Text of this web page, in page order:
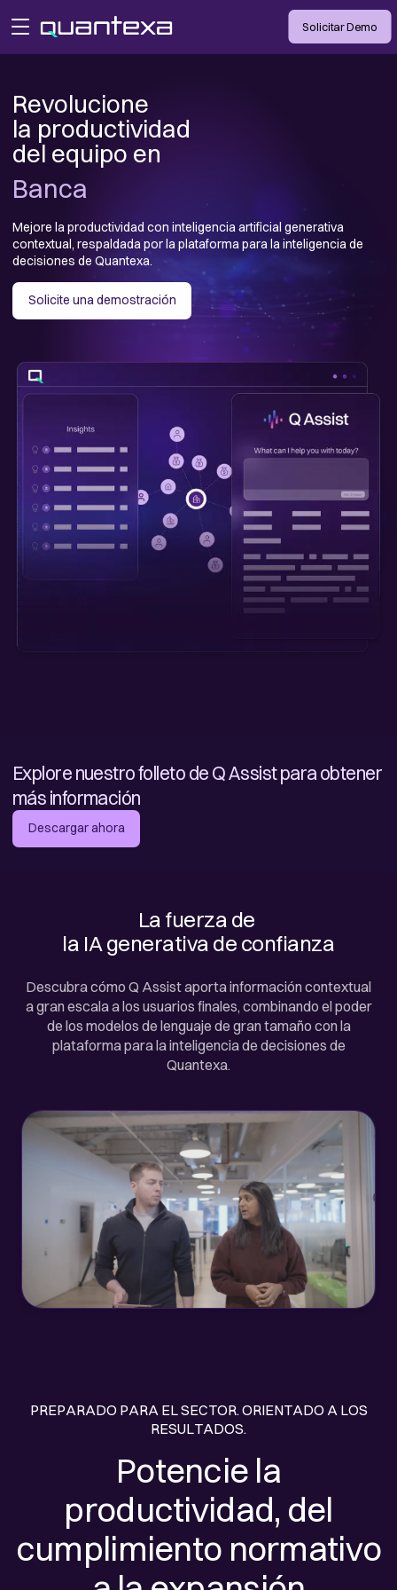
open menu Solicitar Demo
Revolucione
la productividad
del equipo en
Banca
Telecomunicaciones
Seguros
Sector público
Banca
Mejore la productividad con inteligencia artificial generativa
contextual, respaldada por la plataforma para la inteligencia de
decisiones de Quantexa.
Solicite una demostración
Explore nuestro folleto de Q Assist para obtener
más información
Descargar ahora
La fuerza de
la IA generativa de confianza
Descubra cómo Q Assist aporta información contextual
a gran escala a los usuarios finales, combinando el poder
de los modelos de lenguaje de gran tamaño con la
plataforma para la inteligencia de decisiones de
Quantexa.
PREPARADO PARA EL SECTOR. ORIENTADO A LOS
RESULTADOS.
Potencie la
productividad, del
cumplimiento normativo